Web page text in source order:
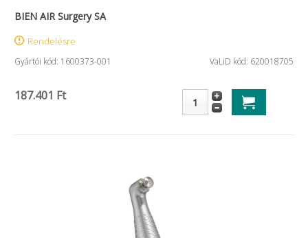
BIEN AIR Surgery SA
Rendelésre
Gyártói kód: 1600373-001 VaLiD kód: 620018705
187.401 Ft